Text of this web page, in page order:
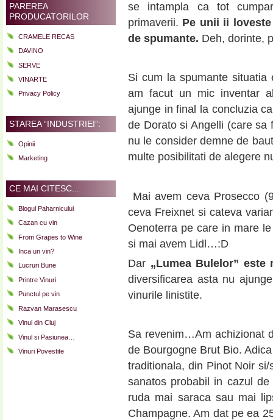
PAREREA
PRODUCATORILOR
CRAMELE RECAS
DAVINO
SERVE
VINARTE
Privacy Policy
STAREA “INDUSTRIEI”:
Opinii
Marketing
CE MAI CITESC...
Blogul Paharnicului
Cazan cu vin
From Grapes to Wine
Inca un vin?
Lucruri Bune
Printre Vinuri
Punctul pe vin
Razvan Marasescu
Vinul din Cluj
Vinul si Pasiunea…
Vinuri Povestite
se intampla ca tot
primaverii. Pe unii ii
de spumante. Deh, dorinte,
Si cum la spumante
am facut un mic inventar
ajunge in final la concluzia
de Dorato si Angelli (care sa
nu le consider demne de
multe posibilitati de alegere
Mai avem ceva Prosecco
ceva Freixnet si cateva
Oenoterra pe care in mare
si mai avem Lidl…:D
Dar „Lumea Bulelor”
diversificarea asta nu
vinurile linistite.
Sa revenim…Am achizionat
de Bourgogne Brut Bio.
traditionala, din Pinot Noir
sanatos probabil in cazul
ruda mai saraca sau mai
Champagne. Am dat pe ea